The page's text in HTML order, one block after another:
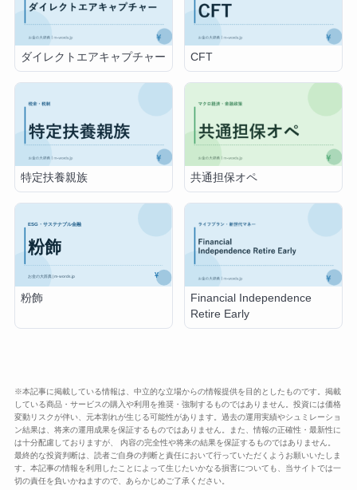
ダイレクトエアキャプチャー CFT
特定扶養親族 共通担保オペ
粉飾
Financial Independence
Retire Early
※本記事に掲載している情報は、中立的な立場からの情報提供を目的としたものです。掲載
している商品・サービスの購入や利用を推奨・強制するものではありません。投資には価格
変動リスクが伴い、元本割れが生じる可能性があります。過去の運用実績やシュミレーショ
ン結果は、将来の運用成果を保証するものではありません。また、情報の正確性・最新性に
は十分配慮しておりますが、 内容の完全性や将来の結果を保証するものではありません。
最終的な投資判断は、読者ご自身の判断と責任において行っていただくようお願いいたしま
す。本記事の情報を利用したことによって生じたいかなる損害についても、当サイトでは一
切の責任を負いかねますので、あらかじめご了承ください。